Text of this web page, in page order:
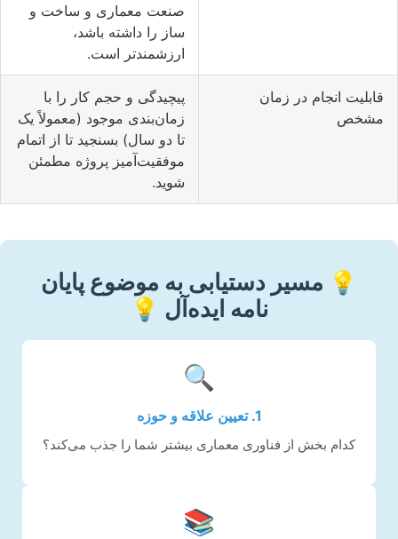
صنعت معماری و ساخت و
ساز را داشته باشد،
ارزشمندتر است.
قابلیت انجام در زمان
مشخص
پیچیدگی و حجم کار را با
زمان‌بندی موجود (معمولاً یک
تا دو سال) بسنجید تا از اتمام
موفقیت‌آمیز پروژه مطمئن
شوید.
💡 مسیر دستیابی به موضوع پایان
نامه ایده‌آل 💡
🔍
1. تعیین علاقه و حوزه
کدام بخش از فناوری معماری بیشتر شما را جذب می‌کند؟
📚